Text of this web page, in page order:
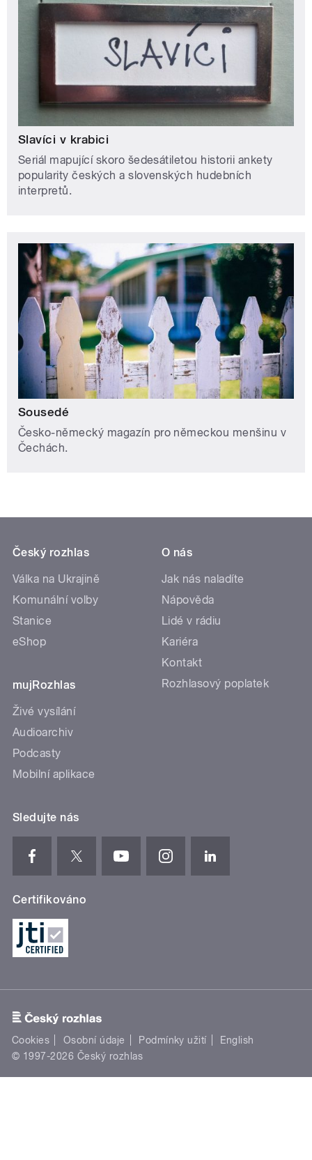
Slavíci v krabici
Seriál mapující skoro šedesátiletou historii ankety
popularity českých a slovenských hudebních
interpretů.
Sousedé
Česko-německý magazín pro německou menšinu v
Čechách.
Český rozhlas
Válka na Ukrajině
Komunální volby
Stanice
eShop
mujRozhlas
Živé vysílání
Audioarchiv
Podcasty
Mobilní aplikace
O nás
Jak nás naladíte
Nápověda
Lidé v rádiu
Kariéra
Kontakt
Rozhlasový poplatek
Sledujte nás
Certifikováno
Cookies Osobní údaje Podmínky užití
English
© 1997-2026 Český rozhlas